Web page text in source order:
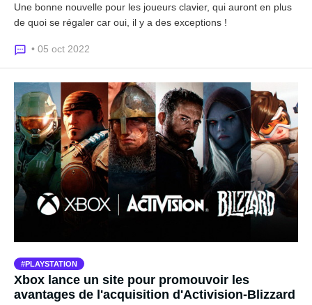
Une bonne nouvelle pour les joueurs clavier, qui auront en plus
de quoi se régaler car oui, il y a des exceptions !
• 05 oct 2022
PLAYSTATION
Xbox lance un site pour promouvoir les
avantages de l'acquisition d'Activision-Blizzard